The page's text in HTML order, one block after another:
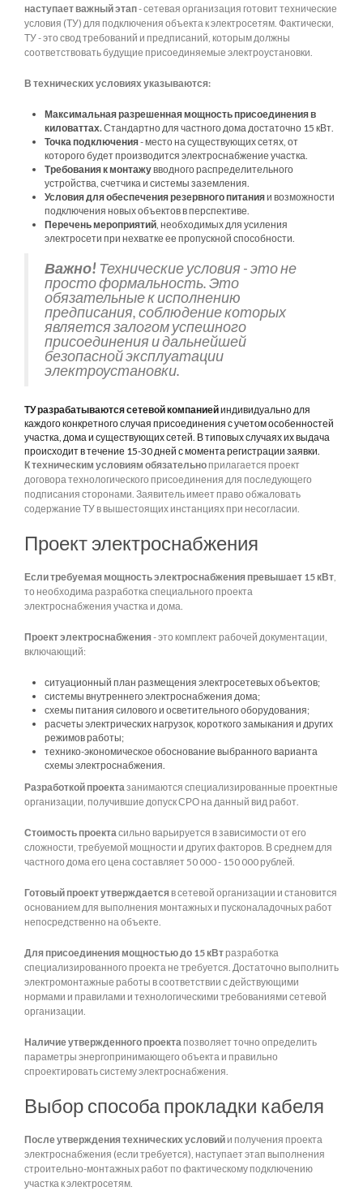
наступает важный этап- сетевая организация готовит технические
условия (ТУ) для подключения объекта к электросетям. Фактически,
ТУ - это свод требований и предписаний, которым должны
соответствовать будущие присоединяемые электроустановки.
В технических условиях указываются:
Максимальная разрешенная мощность присоединения в
киловаттах. Стандартно для частного дома достаточно 15 кВт.
Точка подключения- место на существующих сетях, от
которого будет производится электроснабжение участка.
Требования к монтажувводного распределительного
устройства, счетчика и системы заземления.
Условия для обеспечения резервного питанияи возможности
подключения новых объектов в перспективе.
Перечень мероприятий, необходимых для усиления
электросети при нехватке ее пропускной способности.
Важно!Технические условия - это не
просто формальность. Это
обязательные к исполнению
предписания, соблюдение которых
является залогом успешного
присоединения и дальнейшей
безопасной эксплуатации
электроустановки.
ТУ разрабатываются сетевой компаниейиндивидуально для
каждого конкретного случая присоединения с учетом особенностей
участка, дома и существующих сетей. В типовых случаях их выдача
происходит в течение 15-30 дней с момента регистрации заявки.
К техническим условиям обязательно прилагается проект
договора технологического присоединения для последующего
подписания сторонами. Заявитель имеет право обжаловать
содержание ТУ в вышестоящих инстанциях при несогласии.
Проект электроснабжения
Если требуемая мощность электроснабжения превышает 15 кВт,
то необходима разработка специального проекта
электроснабжения участка и дома.
Проект электроснабжения - это комплект рабочей документации,
включающий:
ситуационный план размещения электросетевых объектов;
системы внутреннего электроснабжения дома;
схемы питания силового и осветительного оборудования;
расчеты электрических нагрузок, короткого замыкания и других
режимов работы;
технико-экономическое обоснование выбранного варианта
схемы электроснабжения.
Разработкой проектазанимаются специализированные проектные
организации, получившие допуск СРО на данный вид работ.
Стоимость проектасильно варьируется в зависимости от его
сложности, требуемой мощности и других факторов. В среднем для
частного дома его цена составляет 50 000 - 150 000 рублей.
Готовый проект утверждается в сетевой организации и становится
основанием для выполнения монтажных и пусконаладочных работ
непосредственно на объекте.
Для присоединения мощностью до 15 кВтразработка
специализированного проекта не требуется. Достаточно выполнить
электромонтажные работы в соответствии с действующими
нормами и правилами и технологическими требованиями сетевой
организации.
Наличие утвержденного проекта позволяет точно определить
параметры энергопринимающего объекта и правильно
спроектировать систему электроснабжения.
Выбор способа прокладки кабеля
После утверждения технических условий и получения проекта
электроснабжения (если требуется), наступает этап выполнения
строительно-монтажных работ по фактическому подключению
участка к электросетям.